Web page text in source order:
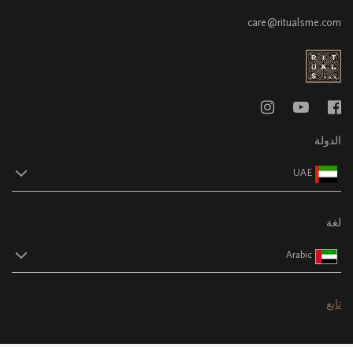
care@ritualsme.com
الدولة
UAE
لغة
Arabic
تابع